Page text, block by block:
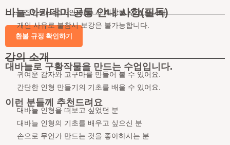
바늘 아카데미 공통 안내 사항(필독)
모집인원(최소 5인)미달 시 폐강될 수 있습니다.
개인 사유로 불참시 보강은 불가능합니다.
환불 규정 확인하기
강의 소개
대바늘로 구황작물을 만드는 수업입니다.
귀여운 감자와 고구마를 만들어 볼 수 있어요.
간단한 인형 만들기의 기초를 배울 수 있어요.
이런 분들께 추천드려요
대바늘 인형을 떠보고 싶었던 분
대바늘 인형의 기초를 배우고 싶으신 분
손으로 무언가 만드는 것을 좋아하시는 분